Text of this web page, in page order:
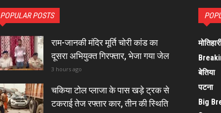
POPULAR POSTS
राम-जानकी मंदिर मूर्ति चोरी कांड का
दूसरा अभियुक्त गिरफ्तार, भेजा गया जेल
3 hours ago
चकिया टोल प्लाजा के पास खड़े ट्रक से
टकराई तेज रफ्तार कार, तीन की स्थिति
बेतिया
पटना
Big